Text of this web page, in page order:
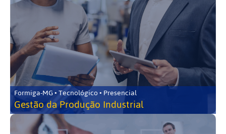
Formiga-MG • Tecnológico • Presencial
Gestão da Produção Industrial